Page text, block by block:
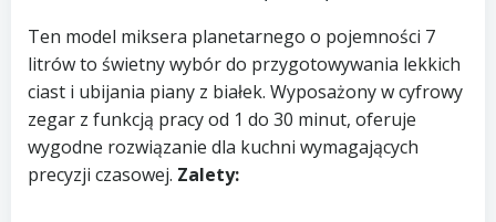
Ten model miksera planetarnego o pojemności 7
litrów to świetny wybór do przygotowywania lekkich
ciast i ubijania piany z białek. Wyposażony w cyfrowy
zegar z funkcją pracy od 1 do 30 minut, oferuje
wygodne rozwiązanie dla kuchni wymagających
precyzji czasowej. Zalety: